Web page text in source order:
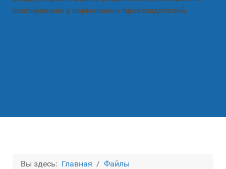
скопированы у нормальных производителей.
Вы здесь: Главная
Файлы